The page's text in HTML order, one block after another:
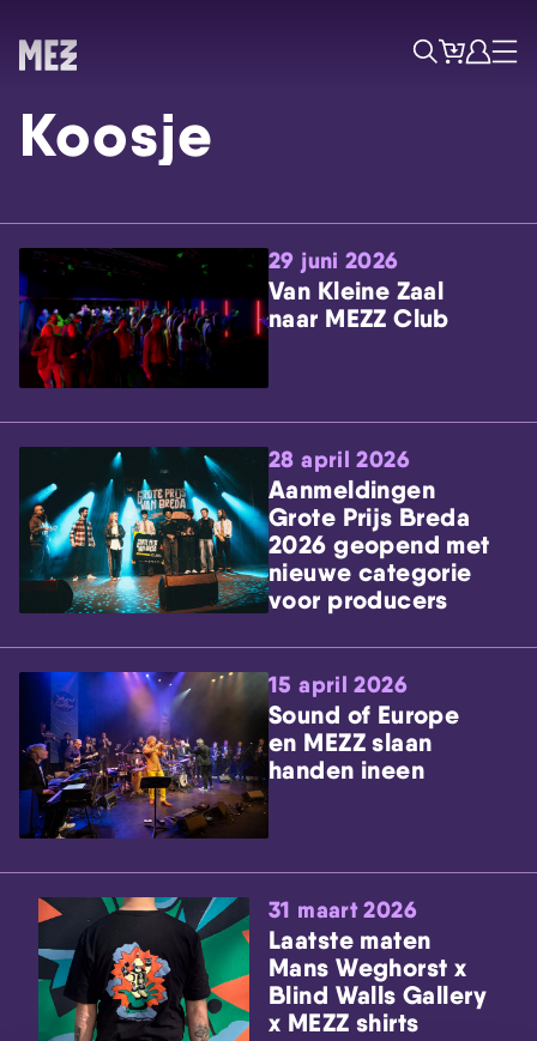
Skip navigatie
ZoekTicketsAccount
Menu
Koosje
29 juni 2026
Van Kleine Zaal
naar MEZZ Club
28 april 2026
Aanmeldingen
Grote Prijs Breda
2026 geopend met
nieuwe categorie
voor producers
15 april 2026
Sound of Europe
en MEZZ slaan
handen ineen
31 maart 2026
Laatste maten
Mans Weghorst x
Blind Walls Gallery
x MEZZ shirts